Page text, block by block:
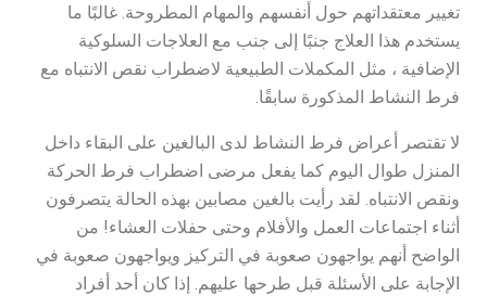
تغيير معتقداتهم حول أنفسهم والمهام المطروحة. غالبًا ما
يستخدم هذا العلاج جنبًا إلى جنب مع العلاجات السلوكية
الإضافية ، مثل المكملات الطبيعية لاضطراب نقص الانتباه مع
فرط النشاط المذكورة سابقًا.
لا تقتصر أعراض فرط النشاط لدى البالغين على البقاء داخل
المنزل طوال اليوم كما يفعل مرضى اضطراب فرط الحركة
ونقص الانتباه. لقد رأيت بالغين مصابين بهذه الحالة يتصرفون
أثناء اجتماعات العمل والأفلام وحتى حفلات العشاء! من
الواضح أنهم يواجهون صعوبة في التركيز ويواجهون صعوبة في
الإجابة على الأسئلة قبل طرحها عليهم. إذا كان أحد أفراد